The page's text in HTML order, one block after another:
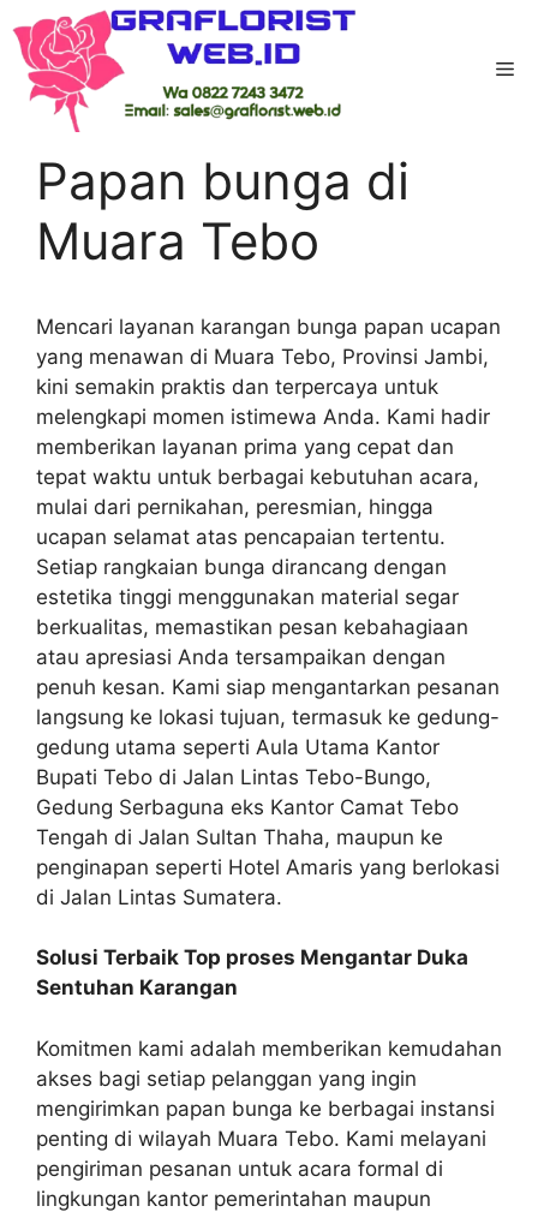
to
content
Home -Kab Tebo
Tebo
Papan bunga di
Muara Tebo
Mencari layanan karangan bunga papan ucapan
yang menawan di Muara Tebo, Provinsi Jambi,
kini semakin praktis dan terpercaya untuk
melengkapi momen istimewa Anda. Kami hadir
memberikan layanan prima yang cepat dan
tepat waktu untuk berbagai kebutuhan acara,
mulai dari pernikahan, peresmian, hingga
ucapan selamat atas pencapaian tertentu.
Setiap rangkaian bunga dirancang dengan
estetika tinggi menggunakan material segar
berkualitas, memastikan pesan kebahagiaan
atau apresiasi Anda tersampaikan dengan
penuh kesan. Kami siap mengantarkan pesanan
langsung ke lokasi tujuan, termasuk ke gedung-
gedung utama seperti Aula Utama Kantor
Bupati Tebo di Jalan Lintas Tebo-Bungo,
Gedung Serbaguna eks Kantor Camat Tebo
Tengah di Jalan Sultan Thaha, maupun ke
penginapan seperti Hotel Amaris yang berlokasi
di Jalan Lintas Sumatera.
Solusi Terbaik Top proses Mengantar Duka
Sentuhan Karangan
Komitmen kami adalah memberikan kemudahan
akses bagi setiap pelanggan yang ingin
mengirimkan papan bunga ke berbagai instansi
penting di wilayah Muara Tebo. Kami melayani
pengiriman pesanan untuk acara formal di
lingkungan kantor pemerintahan maupun